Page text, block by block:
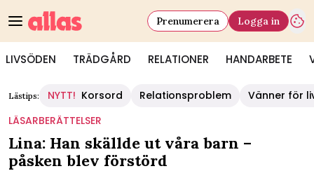
LIVSÖDEN TRÄDGÅRD RELATIONER HANDARBETE
Prenumerera Logga in
Lästips: NYTT! Korsord Relationsproblem
Vänner för
LÄSARBERÄTTELSER
Lina: Han skällde ut våra barn –
påsken blev förstörd